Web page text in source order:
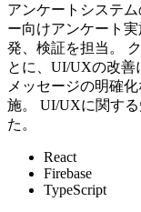
アンケートシステ
ー向けアンケート
発、検証を担当。
とに、UI/UXの改善
メッセージの明確
施。 UI/UXに関す
た。
React
Firebase
TypeScript